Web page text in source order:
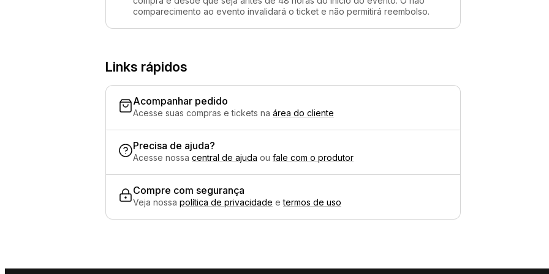
comparecimento ao evento invalidará o ticket e não permitirá reembolso.
Links rápidos
Acompanhar pedido
Acesse suas compras e tickets na área do cliente
Precisa de ajuda?
Acesse nossa central de ajuda ou fale com o produtor
Compre com segurança
Veja nossa política de privacidade etermos de uso